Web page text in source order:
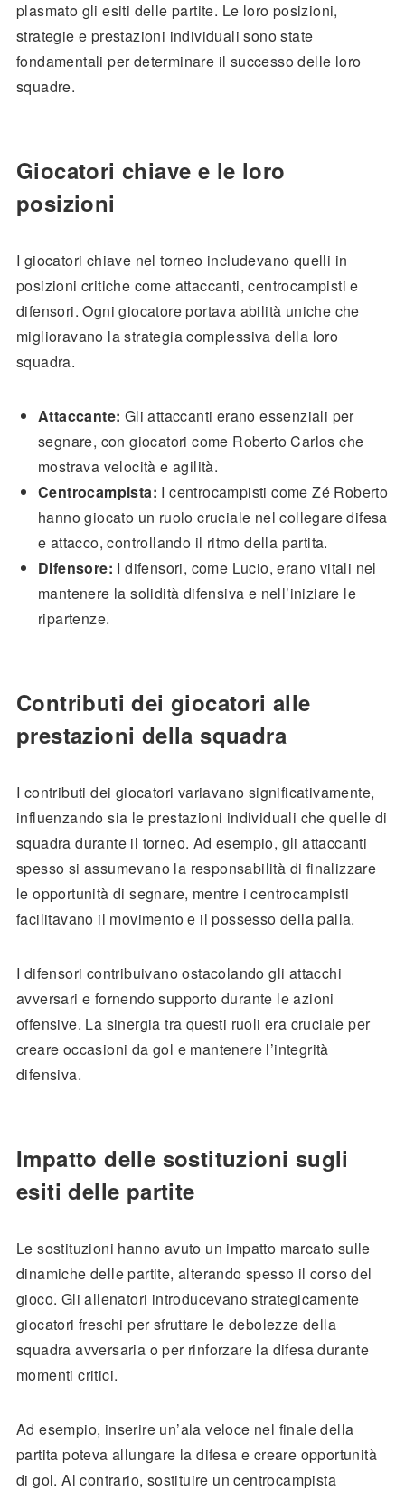
plasmato gli esiti delle partite. Le loro posizioni,
strategie e prestazioni individuali sono state
fondamentali per determinare il successo delle loro
squadre.
Giocatori chiave e le loro
posizioni
I giocatori chiave nel torneo includevano quelli in
posizioni critiche come attaccanti, centrocampisti e
difensori. Ogni giocatore portava abilità uniche che
miglioravano la strategia complessiva della loro
squadra.
Attaccante: Gli attaccanti erano essenziali per
segnare, con giocatori come Roberto Carlos che
mostrava velocità e agilità.
Centrocampista: I centrocampisti come Zé Roberto
hanno giocato un ruolo cruciale nel collegare difesa
e attacco, controllando il ritmo della partita.
Difensore: I difensori, come Lucio, erano vitali nel
mantenere la solidità difensiva e nell’iniziare le
ripartenze.
Contributi dei giocatori alle
prestazioni della squadra
I contributi dei giocatori variavano significativamente,
influenzando sia le prestazioni individuali che quelle di
squadra durante il torneo. Ad esempio, gli attaccanti
spesso si assumevano la responsabilità di finalizzare
le opportunità di segnare, mentre i centrocampisti
facilitavano il movimento e il possesso della palla.
I difensori contribuivano ostacolando gli attacchi
avversari e fornendo supporto durante le azioni
offensive. La sinergia tra questi ruoli era cruciale per
creare occasioni da gol e mantenere l’integrità
difensiva.
Impatto delle sostituzioni sugli
esiti delle partite
Le sostituzioni hanno avuto un impatto marcato sulle
dinamiche delle partite, alterando spesso il corso del
gioco. Gli allenatori introducevano strategicamente
giocatori freschi per sfruttare le debolezze della
squadra avversaria o per rinforzare la difesa durante
momenti critici.
Ad esempio, inserire un’ala veloce nel finale della
partita poteva allungare la difesa e creare opportunità
di gol. Al contrario, sostituire un centrocampista